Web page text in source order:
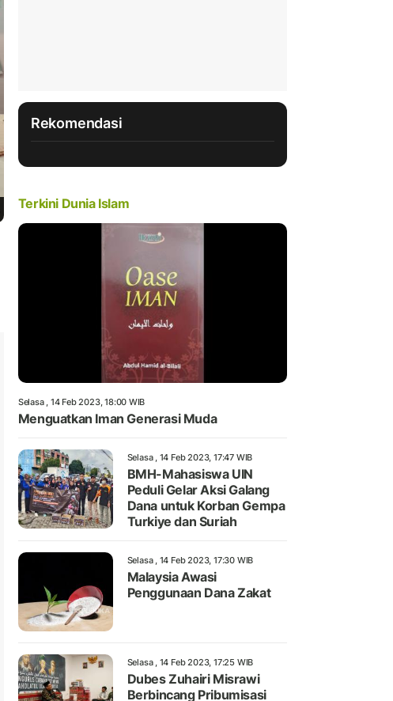
Rekomendasi
Terkini Dunia Islam
Selasa , 14 Feb 2023, 18:00 WIB
Menguatkan Iman Generasi Muda
Selasa , 14 Feb 2023, 17:47 WIB
BMH-Mahasiswa UIN
Peduli Gelar Aksi Galang
Dana untuk Korban Gempa
Turkiye dan Suriah
Selasa , 14 Feb 2023, 17:30 WIB
Malaysia Awasi
Penggunaan Dana Zakat
Selasa , 14 Feb 2023, 17:25 WIB
Dubes Zuhairi Misrawi
Berbincang Pribumisasi